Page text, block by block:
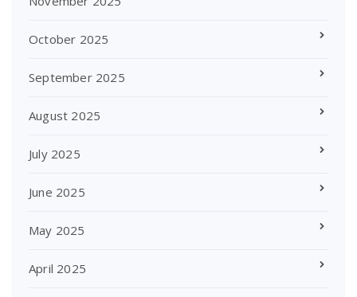
October 2025
September 2025
August 2025
July 2025
June 2025
May 2025
April 2025